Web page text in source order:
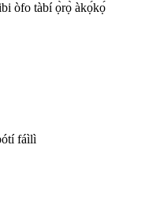
òfo tàbí ọ̀rọ̀ àkọ́kọ́
fáìlì